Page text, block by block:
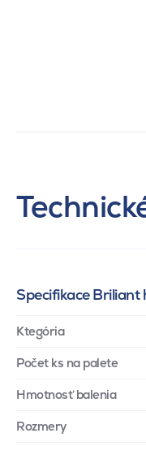
Specifikace Briliant
Ktegória
Počet ks na palete
Hmotnosť balenia
Rozmery